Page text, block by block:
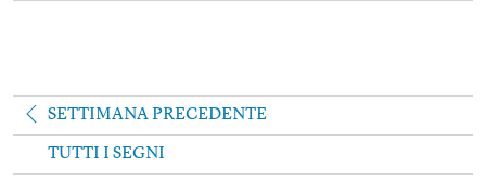
SETTIMANA PRECEDENTE
TUTTI I SEGNI